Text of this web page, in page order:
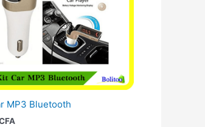
MP3 Bluetooth